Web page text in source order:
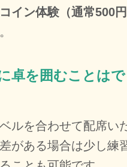
イン体験（通常500
卓を囲むことはで
ルを合わせて配席い
がある場合は少し練